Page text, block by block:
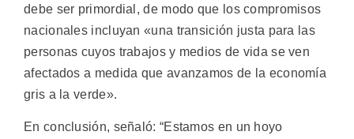
debe ser primordial, de modo que los compromisos
nacionales incluyan «una transición justa para las
personas cuyos trabajos y medios de vida se ven
afectados a medida que avanzamos de la economía
gris a la verde».
En conclusión, señaló: “Estamos en un hoyo